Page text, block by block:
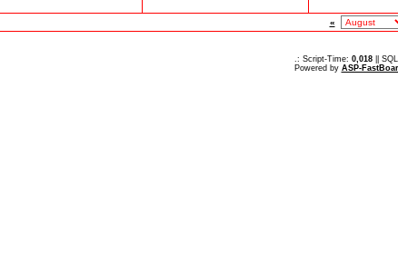
«
.: Script-Time: 0,018 ||
Powered by ASP-